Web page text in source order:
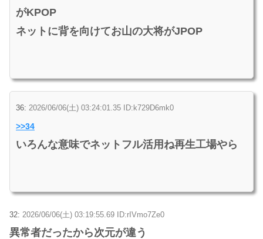
がKPOP
ネットに背を向けてお山の大将がJPOP
36: 2026/06/06(土) 03:24:01.35 ID:k729D6mk0
>>34
いろんな意味でネットフル活用ね再生工場やら
32: 2026/06/06(土) 03:19:55.69 ID:rIVmo7Ze0
異常者だったから次元が違う